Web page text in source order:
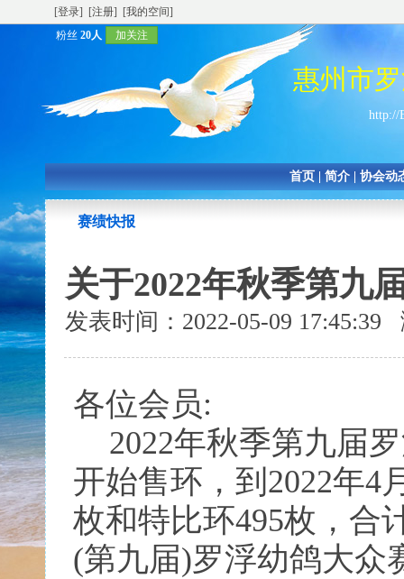
[登录] [注册]
[我的空间]
粉丝 20人 加关注
惠州市
http://
首页 简介 协会动
赛绩快报
关于2022年秋季第九
发表时间：2022-05-09
各位会员:
2022年秋季第九届
开始售环，到 2022年4
枚和特比环495枚，合
(第九届)罗浮幼鸽大众